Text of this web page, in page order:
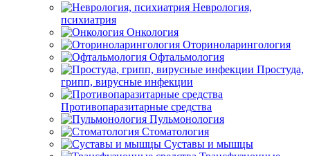
Неврология,
психиатрия
Онкология
Оториноларингология
Офтальмология
Простуда,
грипп, вирусные инфекции
Противопаразитарные средства
Пульмонология
Стоматология
Суставы и мышцы